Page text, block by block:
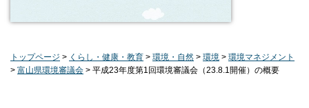
トップページ > くらし・健康・教育 > 環境・自然 > 環境 > 環境マネジメント
> 富山県環境審議会 > 平成23年度第1回環境審議会（23.8.1開催）の概要